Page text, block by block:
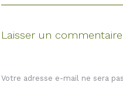
Laisser un commentaire
Votre adresse e-mail ne sera